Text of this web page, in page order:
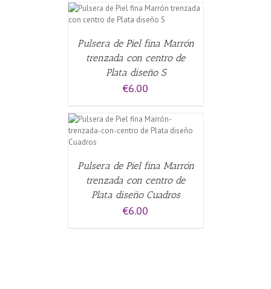
Pulsera de Piel fina Marrón
trenzada con centro de
Plata diseño S
€6.00
Pulsera de Piel fina Marrón
trenzada con centro de
Plata diseño Cuadros
€6.00